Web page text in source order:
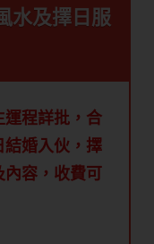
水及擇日服
運程詳批，合
結婚入伙，擇
內容，收費可